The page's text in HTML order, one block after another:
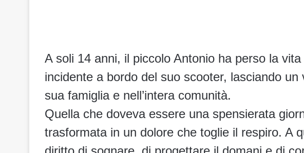
A soli 14 anni, il piccolo Antonio ha perso la
incidente a bordo del suo scooter, lasciando un
sua famiglia e nell’intera comunità.
Quella che doveva essere una spensierata
trasformata in un dolore che toglie il respiro. A